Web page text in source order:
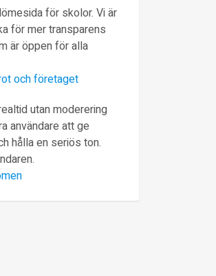
för skolor. Vi är
för mer transparens
är öppen för alla
och företaget
utan moderering
användare att ge
hålla en seriös ton.